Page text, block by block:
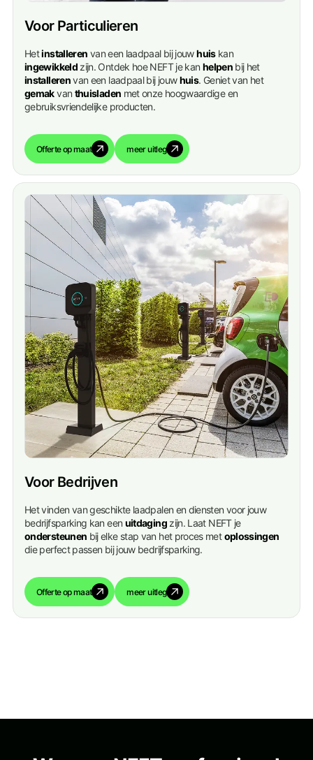
Voor Particulieren
Hetinstalleren van een laadpaal bij jouwhuiskan
ingewikkeldzijn. Ontdek hoe NEFT je kan helpenbij het
installerenvan een laadpaal bij jouwhuis. Geniet van het
gemakvan thuisladen met onze hoogwaardige en
gebruiksvriendelijke producten.
Offerte op maat meer uitleg
Voor Bedrijven
Het vinden van geschikte laadpalen en diensten voor jouw
bedrijfsparking kan een uitdagingzijn. Laat NEFT je
ondersteunen bij elke stap van het proces metoplossingen
die perfect passen bij jouw bedrijfsparking.
Offerte op maat meer uitleg